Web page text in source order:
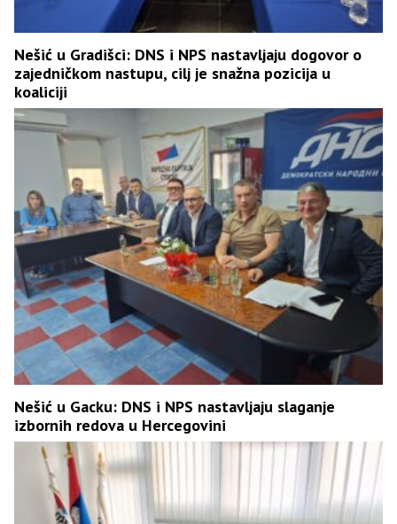
Nešić u Gradišci: DNS i NPS nastavljaju dogovor o
zajedničkom nastupu, cilj je snažna pozicija u
koaliciji
Nešić u Gacku: DNS i NPS nastavljaju slaganje
izbornih redova u Hercegovini